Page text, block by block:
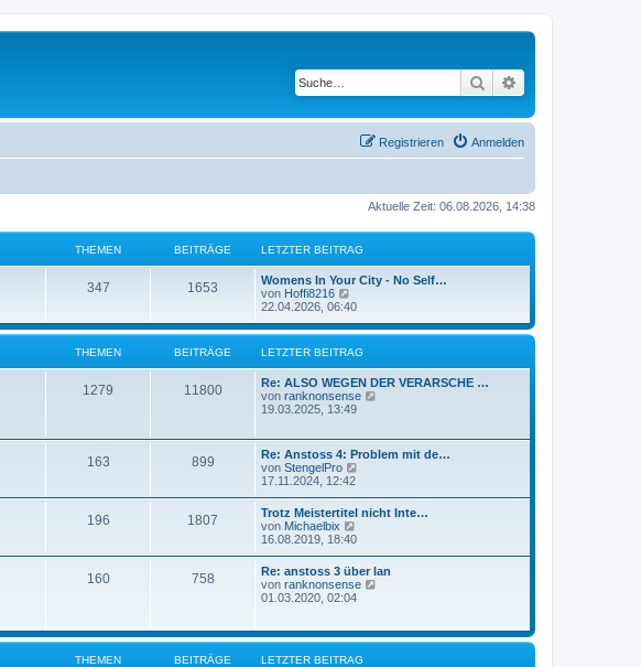
Suche
Anmelden
Registrieren
Aktuelle Zeit: 06.08.2026, 14:38
THEMEN BEITRÄGE LETZTER BEITRAG
347 1653
Womens In Your City - No Self…
von Hoffi8216
e
e
t
e
r
B
e
t
r
a
g
22.04.2026, 06:40
THEMEN BEITRÄGE LETZTER BEITRAG
1279 11800
Re: ALSO WEGEN DER VERARSCHE …
von ranknonsense
s
t
B
e
r
a
g
19.03.2025, 13:49
163 899
Re: Anstoss 4: Problem mit de…
von StengelPro
s
r
B
e
a
17.11.2024, 12:42
196 1807
Trotz Meistertitel nicht Inte…
von Michaelbix
e
s
t
e
B
e
i
16.08.2019, 18:40
160 758
Re: anstoss 3 über lan
von ranknonsense
s
01.03.2020, 02:04
THEMEN BEITRÄGE LETZTER BEITRAG